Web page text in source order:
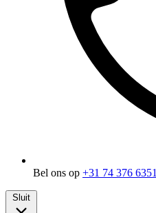
Bel ons op +31 74 376 6351
Sluit